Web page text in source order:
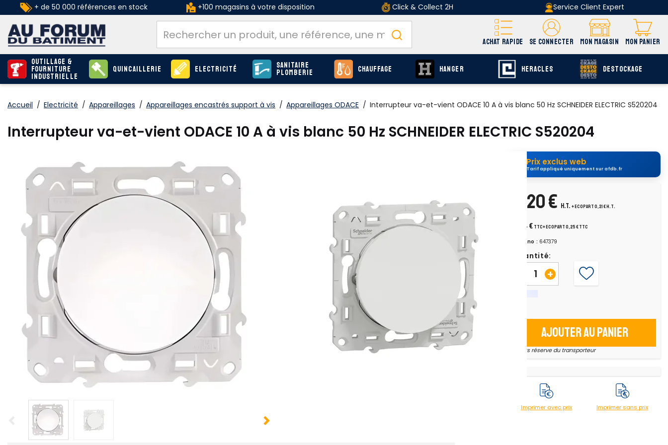
+ de 50 000 références en stock +100 magasins à votre disposition Click & Collect 2H Service Client Expert
ACHAT RAPIDE SE CONNECTER MON MAGASIN MON PANIER
Outillage &
Fourniture
industrielle
Quincaillerie Electricité Sanitaire
Plomberie Chauffage HANGER HERACLES DESTOCKAGE
Accueil / Electricité / Appareillages / Appareillages encastrés support à vis / Appareillages ODACE / Interrupteur va-et-vient ODACE 10 A à vis blanc 50 Hz SCHNEIDER ELECTRIC S520204
Interrupteur va-et-vient ODACE 10 A à vis blanc 50 Hz SCHNEIDER ELECTRIC S520204
3 options :
Simple
Avec voyant Sans voyant
Prix exclus web
Tarif appliqué uniquement sur afdb.fr
4,20 € H.T. + ecopart 0,21 € H.T.
5,04 € TTC+ ecopart 0,25 € TTC
Chrono : 647379
Quantité:
+
Ajouter au panier
* sous réserve du transporteur
Imprimer avec prix Imprimer sans prix